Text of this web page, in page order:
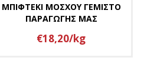
ΜΠΙΦΤΕΚΙ ΜΟΣΧΟΥ ΓΕΜΙΣΤΟ
ΠΑΡΑΓΩΓΗΣ ΜΑΣ
€18,20/kg